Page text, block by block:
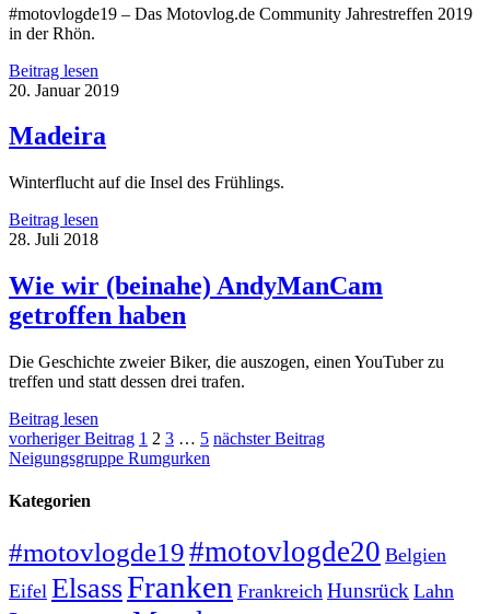
#motovlogde19 – Das Motovlog.de Community Jahrestreffen 2019
in der Rhön.
Beitrag lesen
JHV
20. Januar 2019
Madeira
Winterflucht auf die Insel des Frühlings.
Beitrag lesen
28. Juli 2018
Wie wir (beinahe) AndyManCam
getroffen haben
Die Geschichte zweier Biker, die auszogen, einen YouTuber zu
treffen und statt dessen drei trafen.
Beitrag lesen
wir
(beinahe)
Seitennummerierung
der
Beiträge
vorheriger Beitrag 1 2 3 … 5 nächster Beitrag
Neigungsgruppe Rumgurken
Kategorien
#motovlogde19#motovlogde20 Belgien
Eifel ElsassFranken Frankreich Hunsrück Lahn